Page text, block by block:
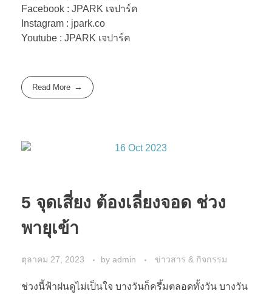
Facebook : JPARK เจปาร์ค
Instagram : jpark.co
Youtube : JPARK เจปาร์ค
Read More
5 จุดเสี่ยง ต้องเลี่ยงจอด ช่วง
พายุเข้า
ตุลาคม 27, 2023 by admin ข่าวสาร & กิจกรรม
ช่วงนี้ฟ้าฝนดูไม่เป็นใจ บางวันก็ครึ้มตลอดทั้งวัน บางวัน